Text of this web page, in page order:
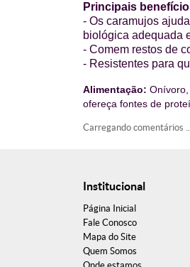
Principais
- Os caramujos
biológica adequada
- Comem restos de
- Resistentes para
Alimentação:
ofereça fontes de
Carregando comentários
Institucional
Página Inicial
Fale Conosco
Mapa do Site
Quem Somos